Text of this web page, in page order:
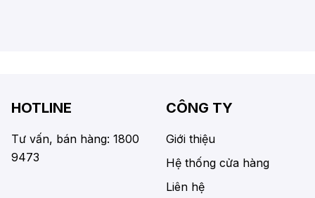
HOTLINE
Tư vấn, bán hàng: 1800
9473
CÔNG TY
Giới thiệu
Hệ thống cửa hàng
Liên hệ